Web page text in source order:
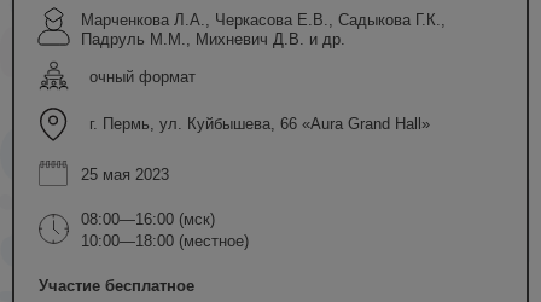
Марченкова Л.А., Черкасова Е.В., Садыкова Г.К.,
Падруль М.М., Михневич Д.В. и др.
очный формат
г. Пермь, ул. Куйбышева, 66 «Aura Grand Hall»
25 мая 2023
08:00—16:00 (мск)
10:00—18:00 (местное)
Участие бесплатное